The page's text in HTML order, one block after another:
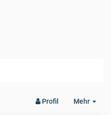
Mehr
Profil